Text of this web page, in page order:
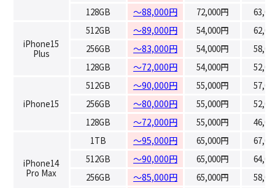
128GB
～88,000円 72,000円
iPhone15
Plus
512GB ～89,000円 54,000円
256GB
～83,000円 54,000円
128GB
～72,000円 54,000円
iPhone15
512GB ～90,000円 55,000円
256GB
～80,000円 55,000円
128GB
～72,000円 55,000円
iPhone14
Pro Max
1TB ～95,000円 65,000円
512GB
～90,000円 65,000円
256GB
～85,000円 65,000円